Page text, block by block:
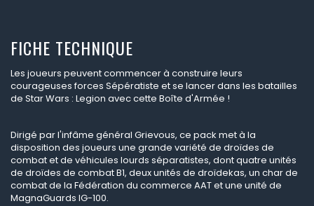
FICHE TECHNIQUE
Les joueurs peuvent commencer à construire leurs
courageuses forces Sépératiste et se lancer dans les batailles
de Star Wars : Legion avec cette Boîte d'Armée !
Dirigé par l'infâme général Grievous, ce pack met à la
disposition des joueurs une grande variété de droïdes de
combat et de véhicules lourds séparatistes, dont quatre unités
de droïdes de combat B1, deux unités de droïdekas, un char de
combat de la Fédération du commerce AAT et une unité de
MagnaGuards IG-100.